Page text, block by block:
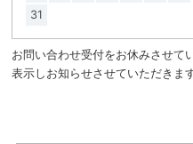
31
お問い合わせ受付をお休みさせて
表示しお知らせさせていただきます